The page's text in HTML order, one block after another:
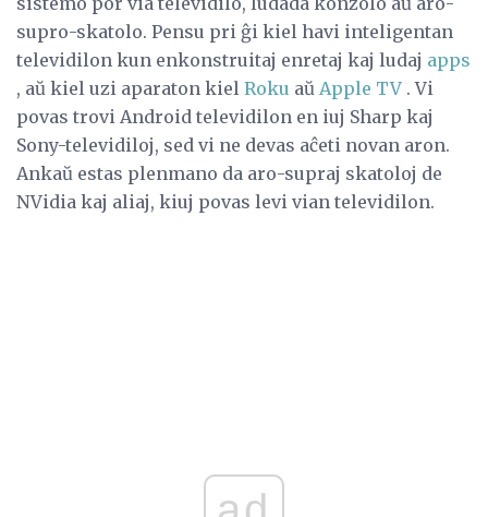
supro-skatolo. Pensu pri ĝi kiel havi inteligentan
televidilon kun enkonstruitaj enretaj kaj ludaj apps
, aŭ kiel uzi aparaton kiel Roku aŭ Apple TV . Vi
povas trovi Android televidilon en iuj Sharp kaj
Sony-televidiloj, sed vi ne devas aĉeti novan aron.
Ankaŭ estas plenmano da aro-supraj skatoloj de
NVidia kaj aliaj, kiuj povas levi vian televidilon.